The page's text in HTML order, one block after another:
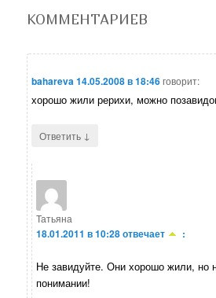
КОММЕНТАРИЕВ
bahareva14.05.2008 в 18:46говорит:
хорошо жили рерихи, можно
Ответить ↓
Татьяна
18.01.2011 в 10:28отвечает :
Не завидуйте. Они хорошо жили, но
понимании!